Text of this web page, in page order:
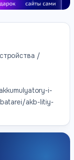
/
i-
akb-litiy-